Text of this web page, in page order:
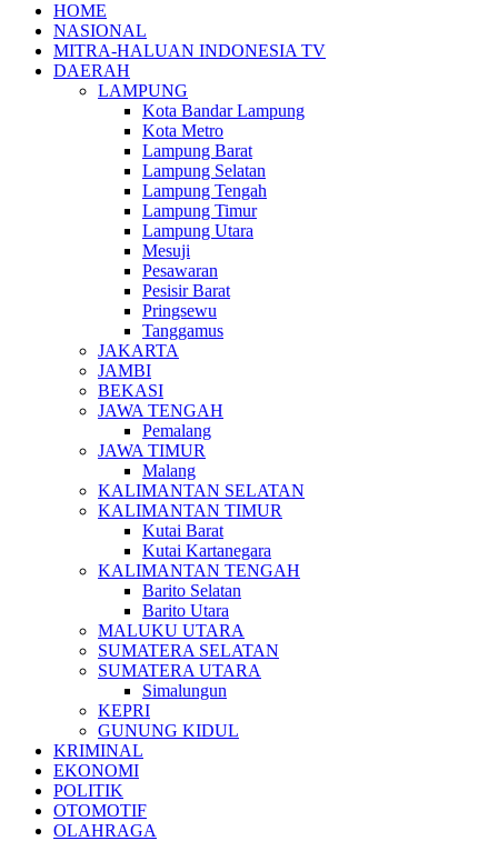
HOME
NASIONAL
MITRA-HALUAN INDONESIA TV
DAERAH
LAMPUNG
Kota Bandar Lampung
Kota Metro
Lampung Barat
Lampung Selatan
Lampung Tengah
Lampung Timur
Lampung Utara
Mesuji
Pesawaran
Pesisir Barat
Pringsewu
Tanggamus
JAKARTA
JAMBI
BEKASI
JAWA TENGAH
Pemalang
JAWA TIMUR
Malang
KALIMANTAN SELATAN
KALIMANTAN TIMUR
Kutai Barat
Kutai Kartanegara
KALIMANTAN TENGAH
Barito Selatan
Barito Utara
MALUKU UTARA
SUMATERA SELATAN
SUMATERA UTARA
Simalungun
KEPRI
GUNUNG KIDUL
KRIMINAL
EKONOMI
POLITIK
OTOMOTIF
OLAHRAGA